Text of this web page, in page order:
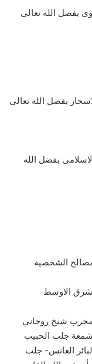
بفضل الله تعالى
بفضل الله تعالى
بفضل الله
الشخصية
الاوسط
شيخ روحاني
جلب الحبيب
العانس- جلب